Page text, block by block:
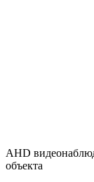
AHD
объекта